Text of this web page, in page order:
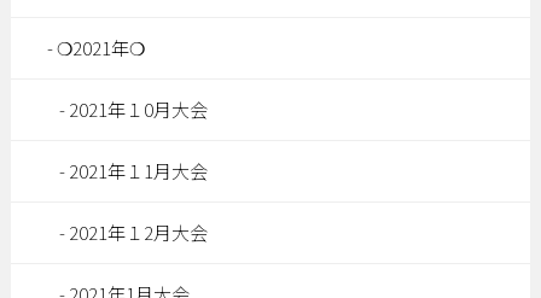
❍2021年❍
2021年１0月大会
2021年１1月大会
2021年１2月大会